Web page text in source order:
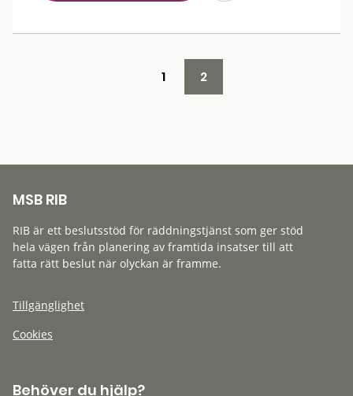
1 2
MSB RIB
RIB är ett beslutsstöd för räddningstjänst som ger stöd
hela vägen från planering av framtida insatser till att
fatta rätt beslut när olyckan är framme.
Tillgänglighet
Cookies
Behöver du hjälp?